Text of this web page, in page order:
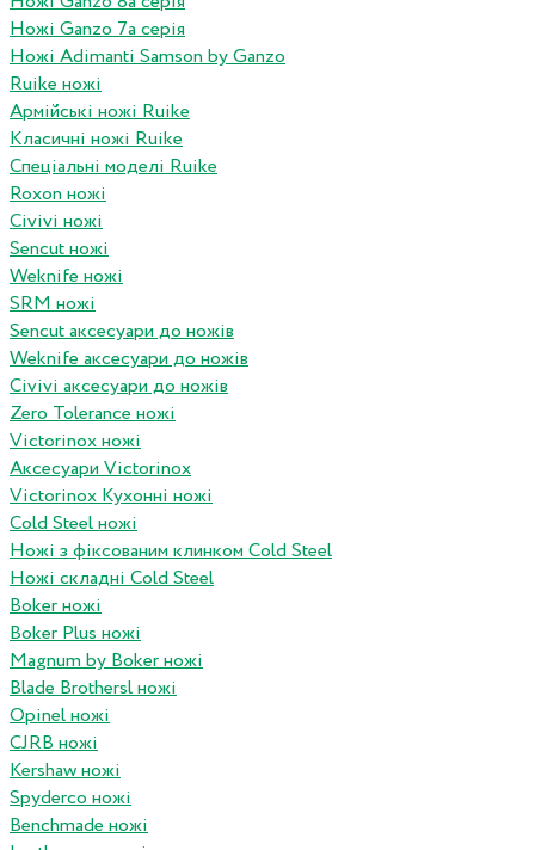
Ножі Ganzo 7а серія
Ножі Adimanti Samson by Ganzo
Ruike ножі
Армійські ножі Ruike
Класичні ножі Ruike
Спеціальні моделі Ruike
Roxon ножi
Civivi ножі
Sencut ножі
Weknife ножі
SRM ножі
Sencut аксесуари до ножів
Weknife аксесуари до ножів
Civivi аксесуари до ножів
Zero Tolerance ножі
Victorinox ножі
Аксесуари Victorinox
Victorinox Кухонні ножі
Cold Steel ножі
Ножі з фіксованим клинком Cold Steel
Ножі складні Cold Steel
Boker ножі
Boker Plus ножі
Magnum by Boker ножі
Blade Brothersl ножі
Opinel ножі
CJRB ножі
Kershaw ножі
Spyderco ножі
Benchmade ножі